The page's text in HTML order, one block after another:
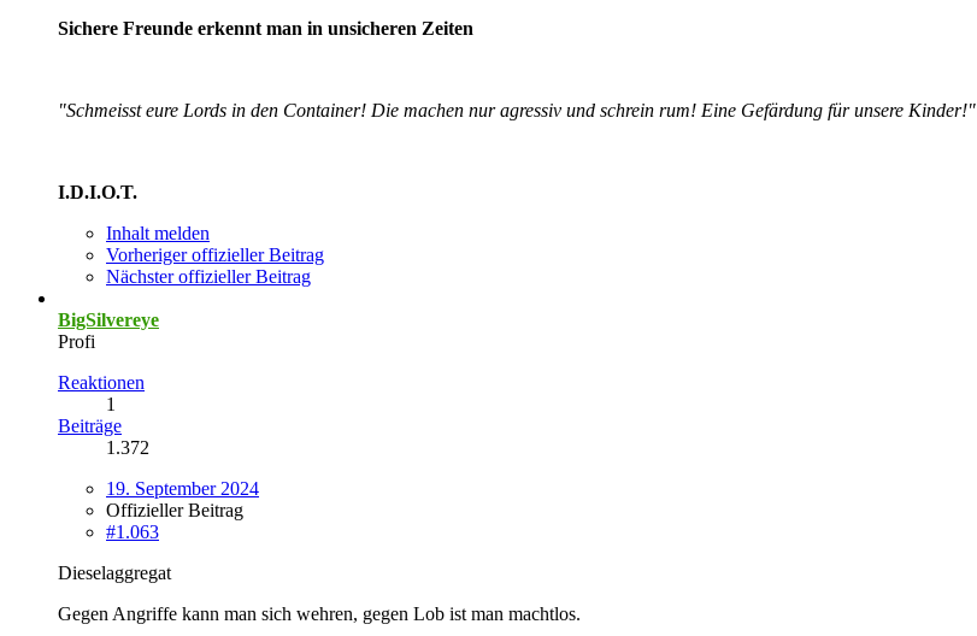
Sichere Freunde erkennt man in unsicheren Zeiten
"Schmeisst eure Lords in den Container! Die machen nur agressiv und schrein rum! Eine Gefärdung für unsere Kinder!"
I.D.I.O.T.
Inhalt melden
Vorheriger offizieller Beitrag
Nächster offizieller Beitrag
BigSilvereye
Profi
Reaktionen
1
Beiträge
1.372
19. September 2024
Offizieller Beitrag
#1.063
Dieselaggregat
Gegen Angriffe kann man sich wehren, gegen Lob ist man machtlos.